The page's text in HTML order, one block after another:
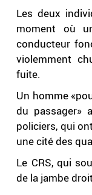
Les deux
moment où
conducteur
violemment
fuite.
Un homme
du passager»
policiers, qui
une cité des
Le CRS, qui
de la jambe